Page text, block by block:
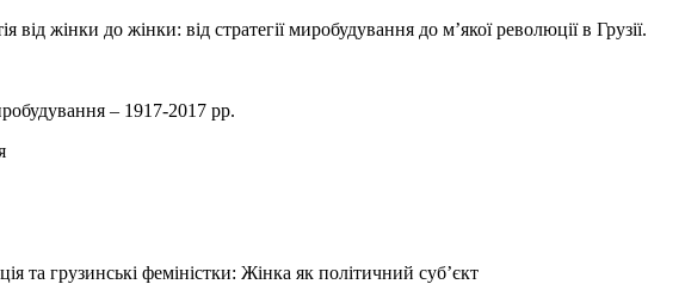
жінки до жінки: від стратегії миробудування до м’якої революції в Грузії.
– 1917-2017 рр.
та грузинські феміністки: Жінка як політичний суб’єкт